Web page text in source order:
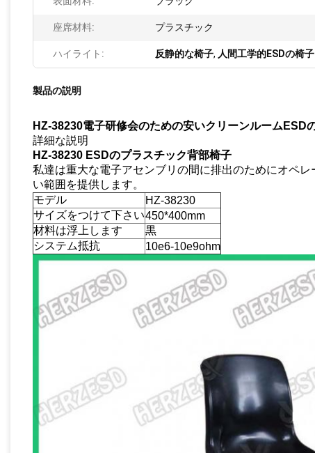
座席材料: プラスチック
ハイライト: 反静的な椅子, 人間工学的ESDの椅子
製品の説明
HZ-38230電子研修会のための安いクリーンルームESD
詳細な説明
HZ-38230 ESDのプラスチック背部椅子
私達は重大な電子アセンブリの間に排出のためにオペ
い範囲を提供します。
モデル
HZ-38230
サイズをつけて下さい450*400mm
材料は浮上します
黒
システム抵抗
10e6-10e9ohm